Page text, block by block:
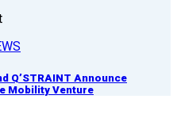
Q’STRAINT Announce
Mobility Venture